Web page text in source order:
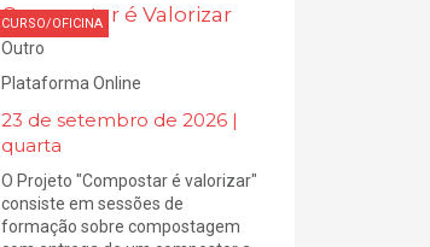
CURSO/OFICINA
Compostar é Valorizar
Outro
Plataforma Online
23 de setembro de 2026 |
quarta
O Projeto "Compostar é valorizar"
consiste em sessões de
formação sobre compostagem